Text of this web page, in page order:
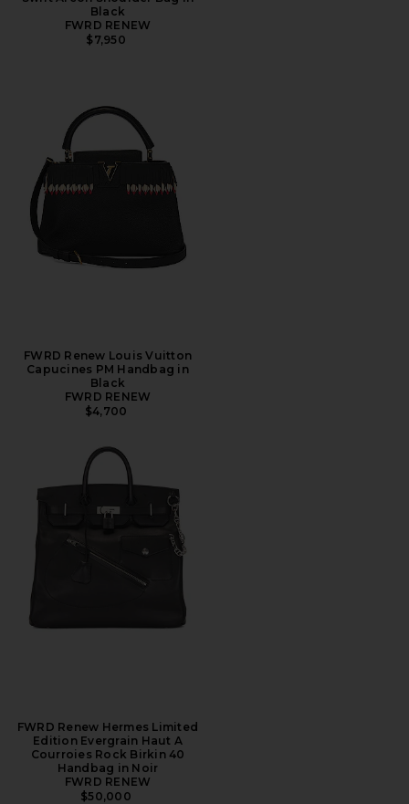
Black
FWRD RENEW
$7,950
FWRD Renew Louis Vuitton
Capucines PM Handbag in
Black
FWRD RENEW
$4,700
FWRD Renew Hermes Limited
Edition Evergrain Haut A
Courroies Rock Birkin 40
Handbag in Noir
FWRD RENEW
$50,000